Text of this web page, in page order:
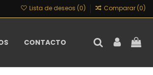
Lista de deseos (0) Comparar (0)
CONTACTO